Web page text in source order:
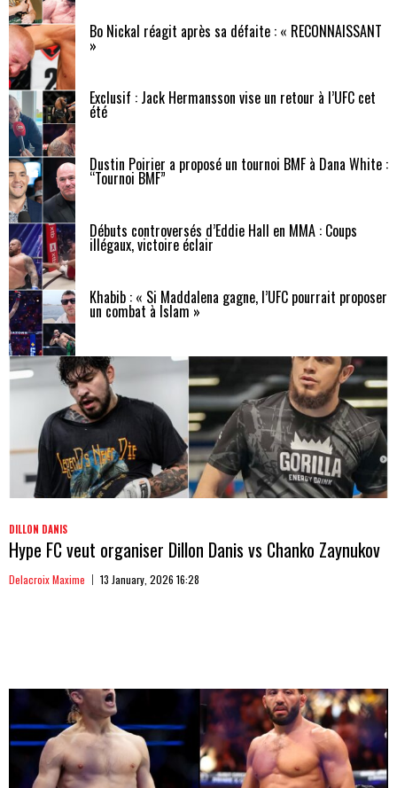
Bo Nickal réagit après sa défaite : « RECONNAISSANT
»
Exclusif : Jack Hermansson vise un retour à l’UFC cet
été
Dustin Poirier a proposé un tournoi BMF à Dana White :
“Tournoi BMF”
Débuts controversés d’Eddie Hall en MMA : Coups
illégaux, victoire éclair
Khabib : « Si Maddalena gagne, l’UFC pourrait proposer
un combat à Islam »
DILLON DANIS
Hype FC veut organiser Dillon Danis vs Chanko Zaynukov
Delacroix Maxime 13 January, 2026 16:28